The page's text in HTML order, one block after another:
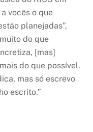
vocês o que
planejadas”,
do que
[mas]
do que possível.
mas só escrevo
escrito.”